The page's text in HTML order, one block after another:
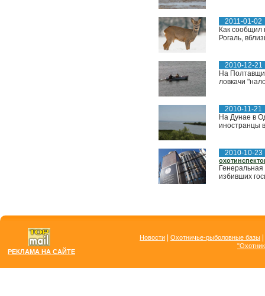
2011-01-02
Как сообщил
Рогаль,
2010-12-21
На
ловкачи
2010-11-21
На Дунае в
иностранцы
2010-10-23
избивших
РЕКЛАМА НА САЙТЕ
Новости Охотничье-рыболовные базы